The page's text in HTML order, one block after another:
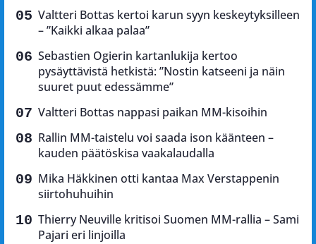
Valtteri Bottas kertoi karun syyn keskeytyksilleen
– ”Kaikki alkaa palaa”
Sebastien Ogierin kartanlukija kertoo
pysäyttävistä hetkistä: ”Nostin katseeni ja näin
suuret puut edessämme”
Valtteri Bottas nappasi paikan MM-kisoihin
Rallin MM-taistelu voi saada ison käänteen –
kauden päätöskisa vaakalaudalla
Mika Häkkinen otti kantaa Max Verstappenin
siirtohuhuihin
Thierry Neuville kritisoi Suomen MM-rallia – Sami
Pajari eri linjoilla